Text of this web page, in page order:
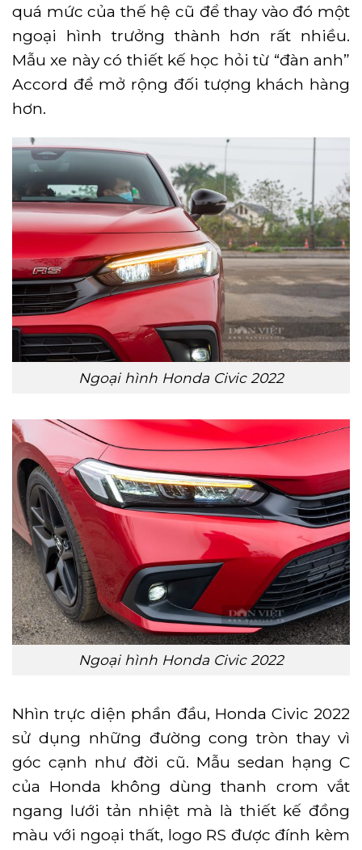
quá mức của thế hệ cũ để thay vào đó một
ngoại hình trưởng thành hơn rất nhiều.
Mẫu xe này có thiết kế học hỏi từ “đàn anh”
Accord để mở rộng đối tượng khách hàng
hơn.
Ngoại hình Honda Civic 2022
Ngoại hình Honda Civic 2022
Nhìn trực diện phần đầu, Honda Civic 2022
sử dụng những đường cong tròn thay vì
góc cạnh như đời cũ. Mẫu sedan hạng C
của Honda không dùng thanh crom vắt
ngang lưới tản nhiệt mà là thiết kế đồng
màu với ngoại thất, logo RS được đính kèm